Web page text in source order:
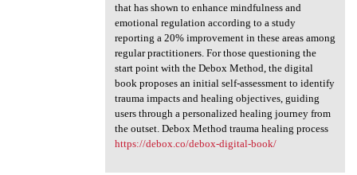
that has shown to enhance mindfulness and
emotional regulation according to a study
reporting a 20% improvement in these areas among
regular practitioners. For those questioning the
start point with the Debox Method, the digital
book proposes an initial self-assessment to identify
trauma impacts and healing objectives, guiding
users through a personalized healing journey from
the outset. Debox Method trauma healing process
https://debox.co/debox-digital-book/